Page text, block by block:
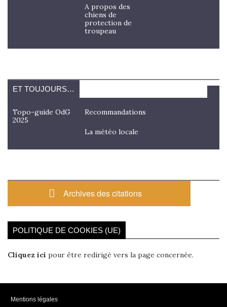
A propos des
chiens de
protection de
troupeau
ET TOUJOURS…
Topo-guide OdG
2025
Recommandations
La météo locale
Archives des citations
POLITIQUE DE COOKIES (UE)
Cliquez ici pour être redirigé vers la page concernée.
Mentions légales